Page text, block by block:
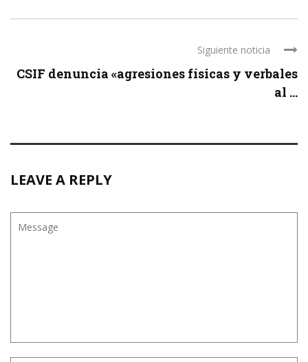
Siguiente noticia
CSIF denuncia «agresiones físicas y verbales
al ...
LEAVE A REPLY